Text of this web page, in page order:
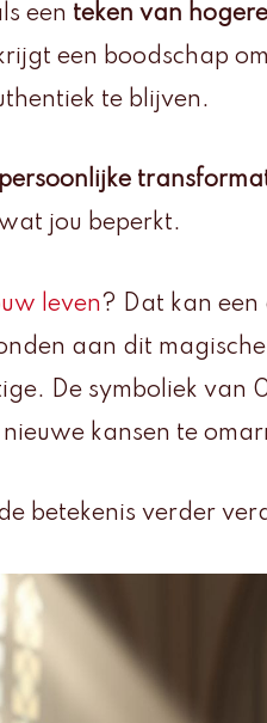
een teken van
een boodschap
te blijven.
persoonlijke
jou beperkt.
leven? Dat kan
aan dit
De symboliek van
kansen te
betekenis verder